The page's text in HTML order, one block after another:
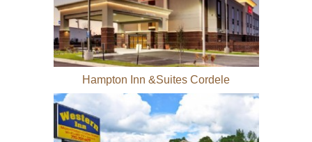
Hampton Inn &Suites Cordele